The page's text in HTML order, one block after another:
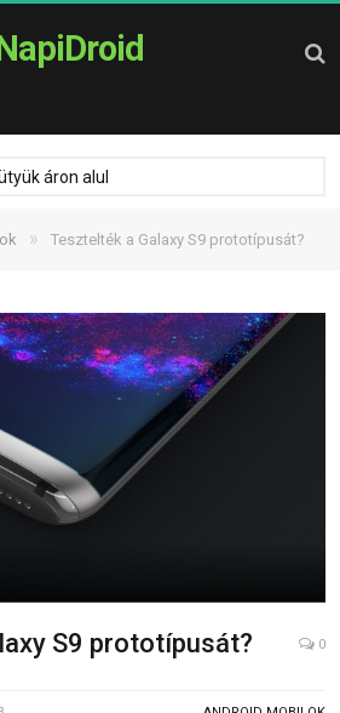
áron alul
» Tesztelték a Galaxy S9 prototípusát?
S9 prototípusát? 0